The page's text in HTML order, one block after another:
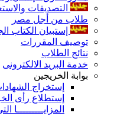
التصديقات
طلاب من أجل مصر
إستبيان الكتاب
توصيف المقررات
نتائج الطلاب
خدمة البريد الالكترونى
بوابة الخريجين
إستخراج
إستطلاع رأى